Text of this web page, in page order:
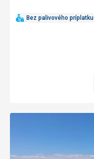
Bez palivového príplatku